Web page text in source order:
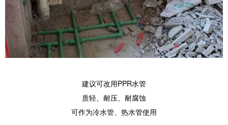
建议可改用PPR水管
质轻、耐压、耐腐蚀
可作为冷水管、热水管使用